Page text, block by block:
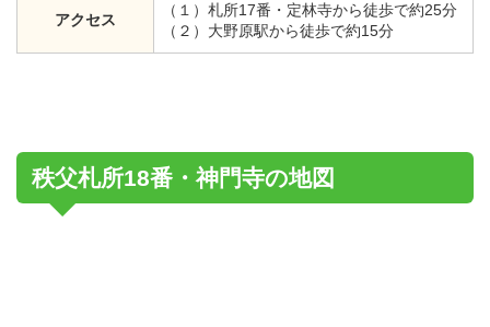
アクセス
（１）札所17番・定林寺から徒歩で約25分
（２）大野原駅から徒歩で約15分
秩父札所18番・神門寺の地図